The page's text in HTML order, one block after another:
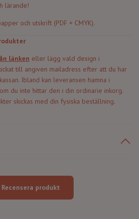
lärande!
och utskrift (PDF + CMYK).
n länken eller lägg vald design i
till angiven mailadress efter att du har
Ibland kan leveransen hamna i
du inte hittar den i din ordinarie inkorg.
skickas med din fysiska beställning.
Recensera produkt